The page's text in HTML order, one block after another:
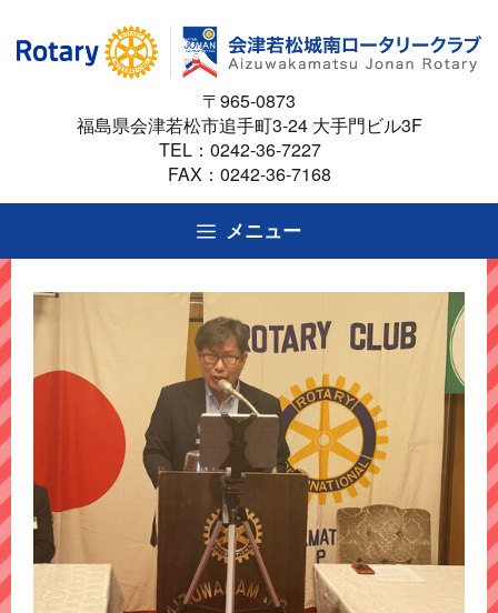
ス
ッ
プ
〒965-0873
福島県会津若松市追手町3-24 大手門ビル3F
TEL： 0242-36-7227
FAX：0242-36-7168
メニュー